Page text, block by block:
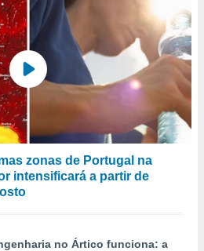
zonas de Portugal na
intensificará a partir de
no Ártico funciona: a